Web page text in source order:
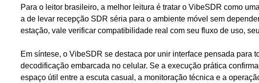
Para o leitor brasileiro, a melhor leitura é tratar o VibeSDR como
a de levar recepção SDR séria para o ambiente móvel sem
estação, vale verificar compatibilidade real com seu fluxo de uso,
Em síntese, o VibeSDR se destaca por unir interface pensada para
decodificação embarcada no celular. Se a execução prática
espaço útil entre a escuta casual, a monitoração técnica e a